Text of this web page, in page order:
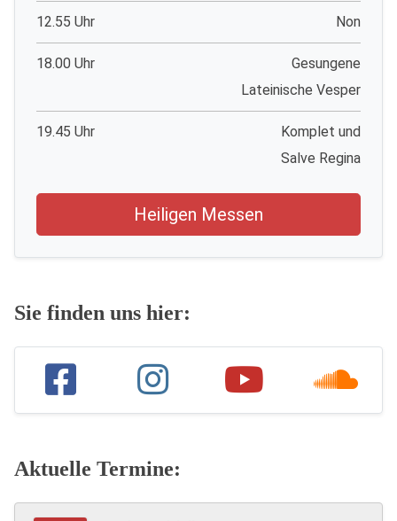
12.55 Uhr Non
18.00 Uhr
Gesungene
Lateinische Vesper
19.45 Uhr
Komplet und
Salve Regina
Heiligen Messen
Sie finden uns hier:
Aktuelle Termine: